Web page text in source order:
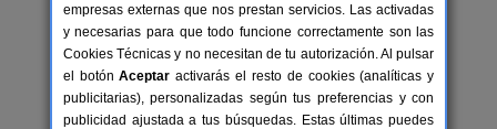
60 pers.
desde25 €
Albergue Rural El Molino
Huérmeces del Cerro (Guadalajara)
empresas externas que nos prestan servicios. Las activadas
y necesarias para que todo funcione correctamente son las
Cookies Técnicas y no necesitan de tu autorización. Al pulsar
el botónAceptar activarás el resto de cookies (analíticas y
publicitarias), personalizadas según tus preferencias y con
publicidad ajustada a tus búsquedas. Estas últimas puedes